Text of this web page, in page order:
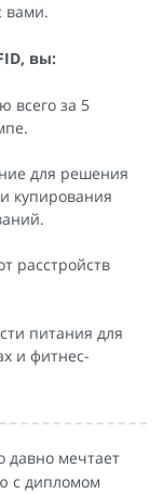
вами.
вы:
всего за 5
для решения
купирования
расстройств
питания для
и фитнес-
давно мечтает
с дипломом